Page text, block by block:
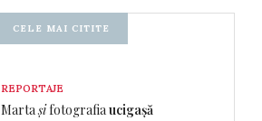
CELE MAI CITITE
REPORTAJE
Martașifotografia ucigașă